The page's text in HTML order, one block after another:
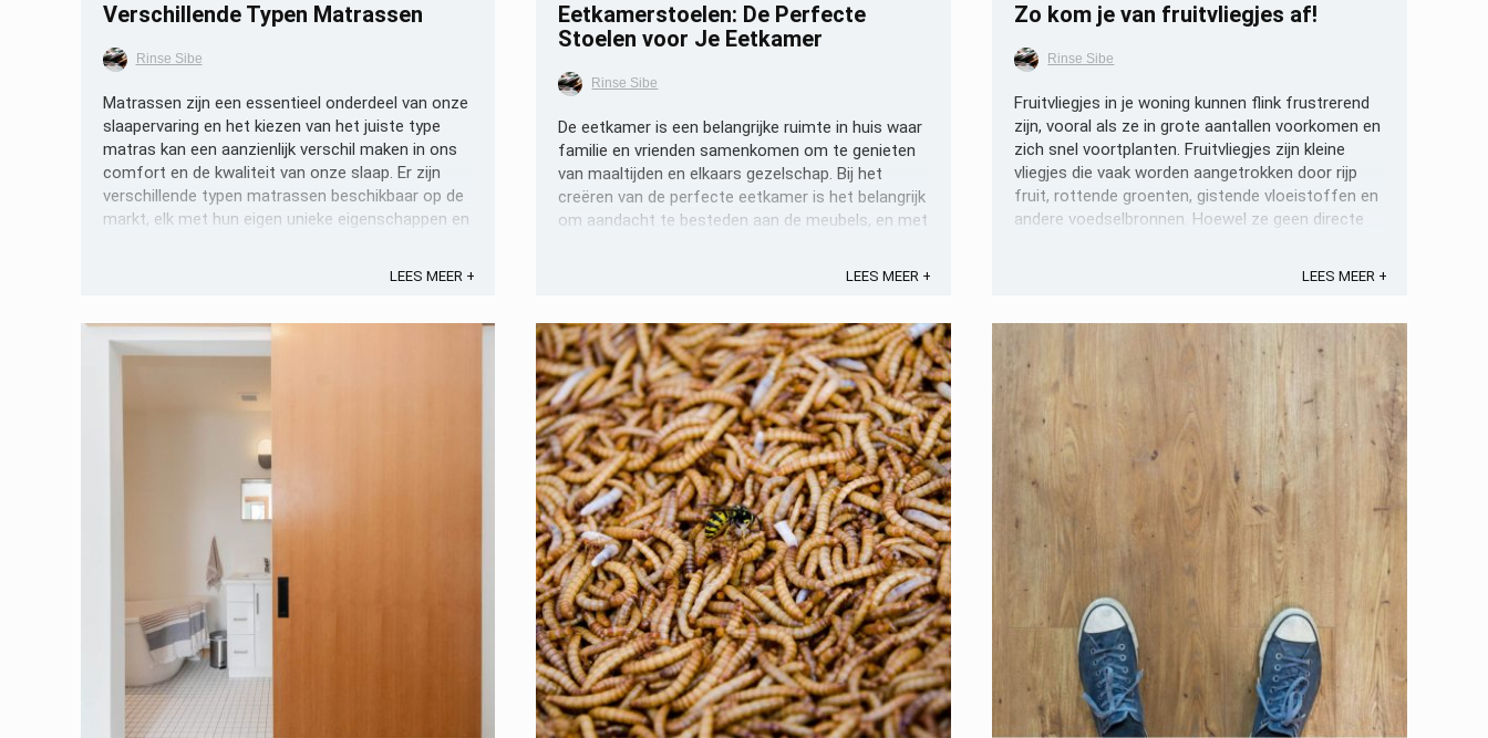
Verschillende Typen Matrassen
Rinse Sibe
Matrassen zijn een essentieel onderdeel van onze
slaapervaring en het kiezen van het juiste type
matras kan een aanzienlijk verschil maken in ons
comfort en de kwaliteit van onze slaap. Er zijn
verschillende typen matrassen beschikbaar op de
markt, elk met hun eigen unieke eigenschappen en
LEES MEER +
Eetkamerstoelen: De Perfecte
Stoelen voor Je Eetkamer
Rinse Sibe
De eetkamer is een belangrijke ruimte in huis waar
familie en vrienden samenkomen om te genieten
van maaltijden en elkaars gezelschap. Bij het
creëren van de perfecte eetkamer is het belangrijk
om aandacht te besteden aan de meubels, en met
LEES MEER +
Zo kom je van fruitvliegjes af!
Rinse Sibe
Fruitvliegjes in je woning kunnen flink frustrerend
zijn, vooral als ze in grote aantallen voorkomen en
zich snel voortplanten. Fruitvliegjes zijn kleine
vliegjes die vaak worden aangetrokken door rijp
fruit, rottende groenten, gistende vloeistoffen en
andere voedselbronnen. Hoewel ze geen directe
LEES MEER +
Opslaan Opslaan Opslaan